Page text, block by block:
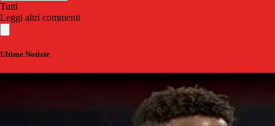
Tutti
Leggi altri commenti
Ultime Notizie